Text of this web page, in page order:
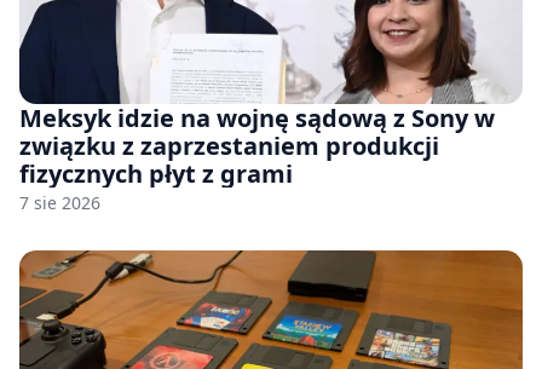
Meksyk idzie na wojnę sądową z Sony w
związku z zaprzestaniem produkcji
fizycznych płyt z grami
7 sie 2026